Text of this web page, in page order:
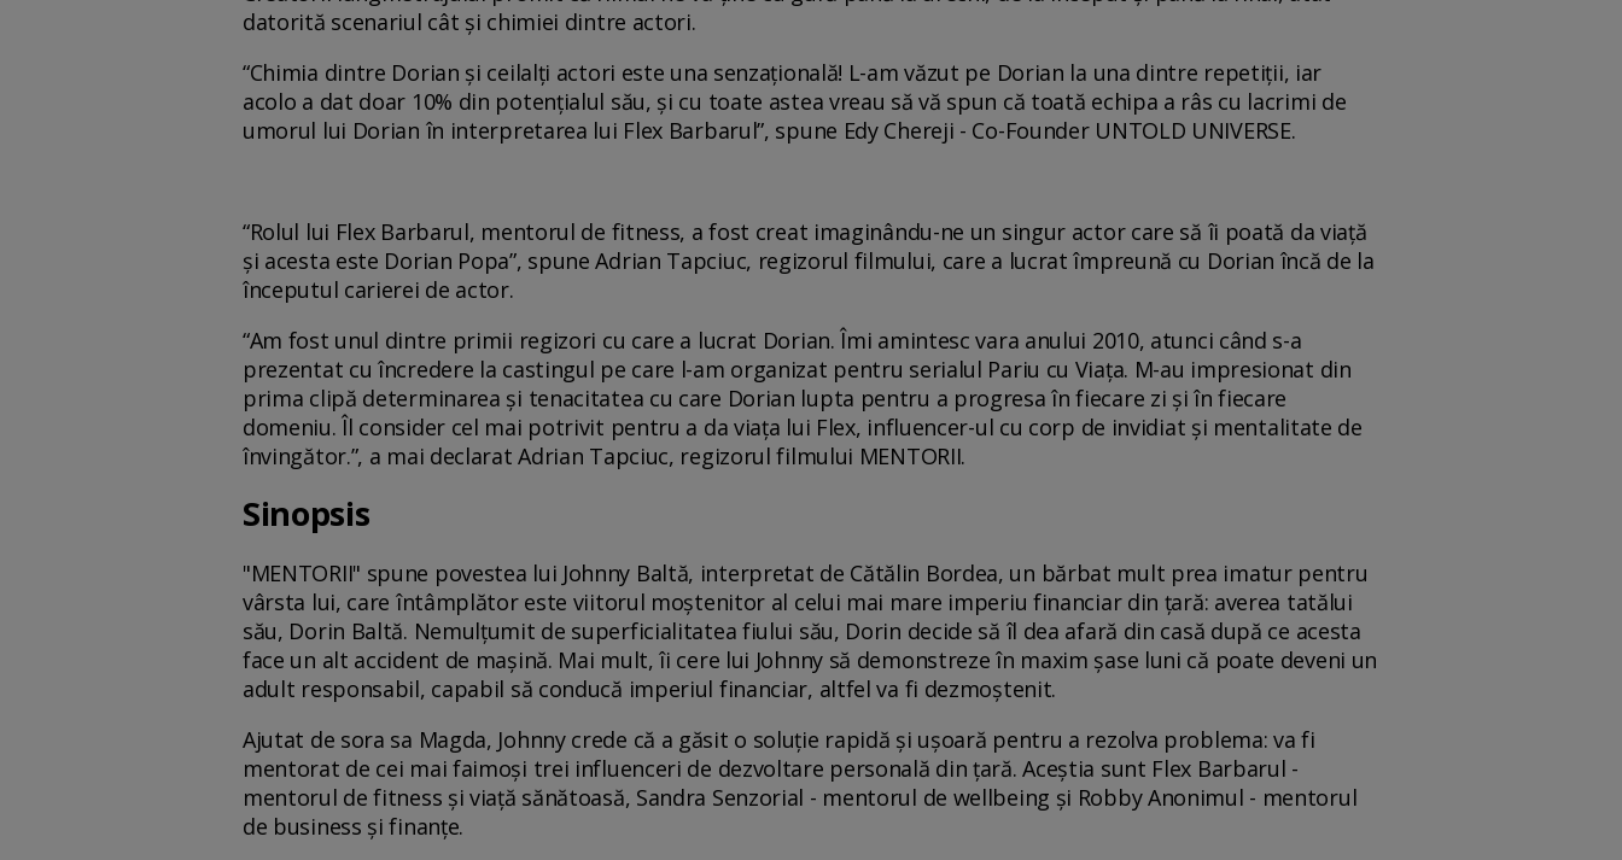
datorită scenariul cât și chimiei dintre actori.
“Chimia dintre Dorian și ceilalți actori este una senzațională! L-am văzut pe Dorian la una dintre repetiții, iar
acolo a dat doar 10% din potențialul său, și cu toate astea vreau să vă spun că toată echipa a râs cu lacrimi de
umorul lui Dorian în interpretarea lui Flex Barbarul”, spune Edy Chereji - Co-Founder UNTOLD UNIVERSE.
“Rolul lui Flex Barbarul, mentorul de fitness, a fost creat imaginându-ne un singur actor care să îi poată da viață
și acesta este Dorian Popa”, spune Adrian Tapciuc, regizorul filmului, care a lucrat împreună cu Dorian încă de la
începutul carierei de actor.
“Am fost unul dintre primii regizori cu care a lucrat Dorian. Îmi amintesc vara anului 2010, atunci când s-a
prezentat cu încredere la castingul pe care l-am organizat pentru serialul Pariu cu Viața. M-au impresionat din
prima clipă determinarea și tenacitatea cu care Dorian lupta pentru a progresa în fiecare zi și în fiecare
domeniu. Îl consider cel mai potrivit pentru a da viața lui Flex, influencer-ul cu corp de invidiat și mentalitate de
învingător.”, a mai declarat Adrian Tapciuc, regizorul filmului MENTORII.
Sinopsis
"MENTORII" spune povestea lui Johnny Baltă, interpretat de Cătălin Bordea, un bărbat mult prea imatur pentru
vârsta lui, care întâmplător este viitorul moștenitor al celui mai mare imperiu financiar din țară: averea tatălui
său, Dorin Baltă. Nemulțumit de superficialitatea fiului său, Dorin decide să îl dea afară din casă după ce acesta
face un alt accident de mașină. Mai mult, îi cere lui Johnny să demonstreze în maxim șase luni că poate deveni un
adult responsabil, capabil să conducă imperiul financiar, altfel va fi dezmoștenit.
Ajutat de sora sa Magda, Johnny crede că a găsit o soluție rapidă și ușoară pentru a rezolva problema: va fi
mentorat de cei mai faimoși trei influenceri de dezvoltare personală din țară. Aceștia sunt Flex Barbarul -
mentorul de fitness și viață sănătoasă, Sandra Senzorial - mentorul de wellbeing și Robby Anonimul - mentorul
de business și finanțe.